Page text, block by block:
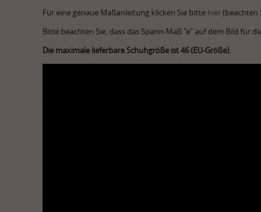
Für eine genaue Maßanleitung klicken Sie bitte hier(beachten
Bitte beachten Sie, dass das Spann-Maß "e" auf dem Bild für
Die maximale lieferbare Schuhgröße ist 46 (EU-Größe).